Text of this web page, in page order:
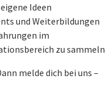
Ideen
und Weiterbildungen
im
zu sammeln
melde dich bei uns –